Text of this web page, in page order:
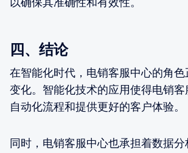
四、结论
在智能化时代，电销客服中心的角
变化。智能化技术的应用使得电销
自动化流程和提供更好的客户体验。
同时，电销客服中心也承担着数据分